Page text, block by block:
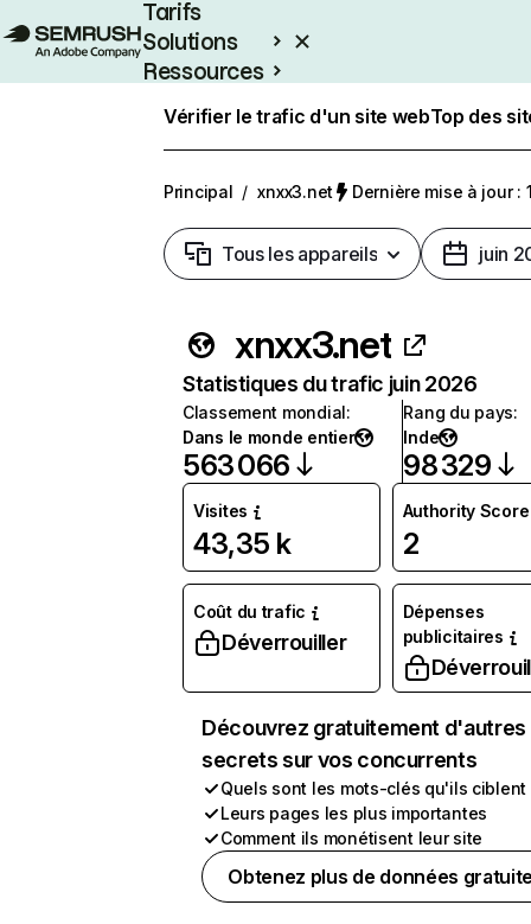
Tarifs
Solutions
Ressources
Vérifier le trafic d'un site webTop des
Principal / xnxx3.net Dernière mise à jour :
Tous les appareils juin
xnxx3.net
Statistiques du trafic juin 2026
Classement mondial:
Dans le monde entier
563 066
Rang du pays:
Inde
98 329
Visites
43,35 k
Authority Score
2
Coût du trafic
Déverrouiller
Dépenses
publicitaires
Découvrez gratuitement d'autres
secrets sur vos concurrents
Quels sont les mots-clés qu'ils ciblent
Leurs pages les plus importantes
Comment ils monétisent leur site
Obtenez plus de données